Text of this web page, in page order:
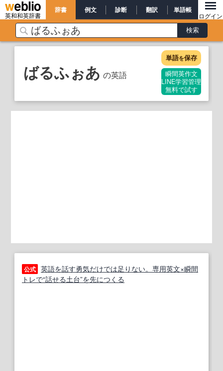
英和和英辞書
辞書 例文 診断 翻訳 単語帳
ログイン
ばるふぉあ の英語
単語を保存
瞬間英作文
LINE学習管理
無料で試す
公式 英語を話す勇気だけでは足りない。専用英文×瞬間
トレで“話せる土台”を先につくる